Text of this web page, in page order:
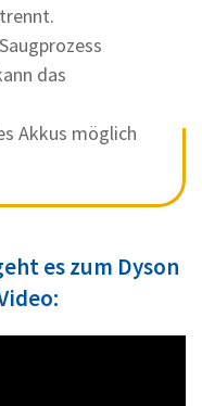
das
Akkus möglich
es zum Dyson